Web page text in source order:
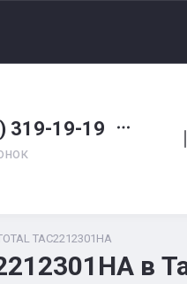
319-19-19
TAC2212301HA
в